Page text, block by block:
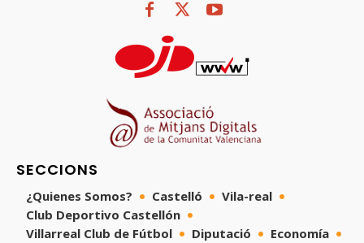
SECCIONS
¿Quienes Somos? Castelló
Vila-real
Club Deportivo Castellón
Villarreal Club de Fútbol
Diputació
Economía